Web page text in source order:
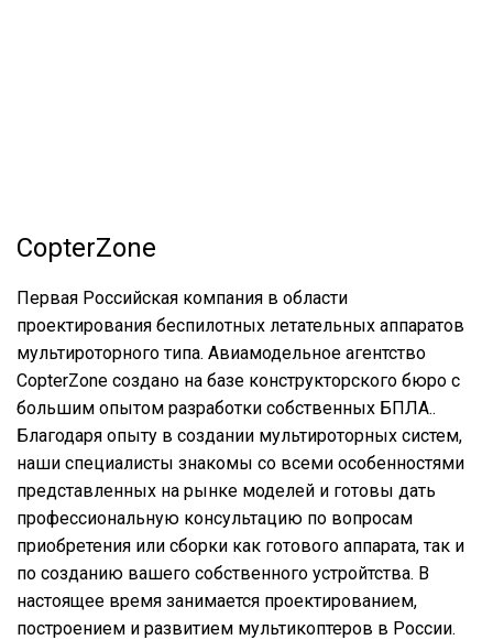
CopterZone
Первая Российская компания в области
проектирования беспилотных летательных аппаратов
мультироторного типа. Авиамодельное агентство
CopterZone создано на базе конструкторского бюро с
большим опытом разработки собственных БПЛА..
Благодаря опыту в создании мультироторных систем,
наши специалисты знакомы со всеми особенностями
представленных на рынке моделей и готовы дать
профессиональную консультацию по вопросам
приобретения или сборки как готового аппарата, так и
по созданию вашего собственного устройтства. В
настоящее время занимается проектированием,
построением и развитием мультикоптеров в России.